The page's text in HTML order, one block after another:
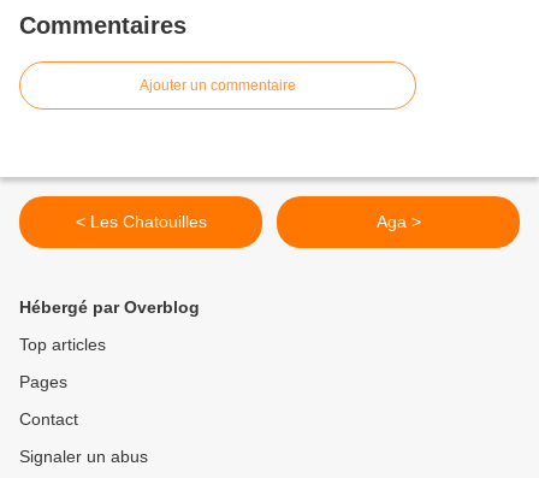
Commentaires
Ajouter un commentaire
< Les Chatouilles Aga >
Hébergé par Overblog
Top articles
Pages
Contact
Signaler un abus